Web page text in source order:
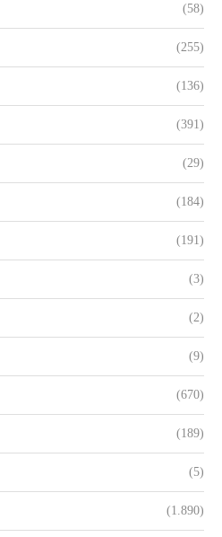
(58)
(255)
(136)
(391)
(29)
(184)
(191)
(3)
(2)
(9)
(670)
(189)
(5)
(1.890)